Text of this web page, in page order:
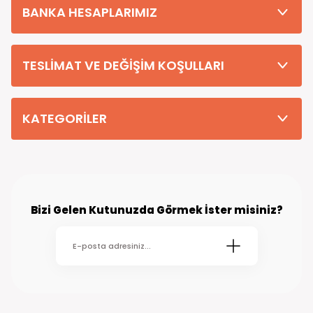
BANKA HESAPLARIMIZ
TESLİMAT VE DEĞİŞİM KOŞULLARI
KATEGORİLER
Bizi Gelen Kutunuzda Görmek İster misiniz?